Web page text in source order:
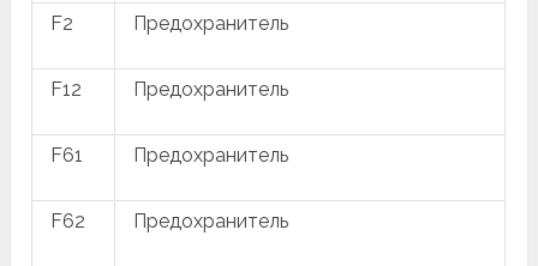
F2 Предохранитель
F12 Предохранитель
F61 Предохранитель
F62 Предохранитель